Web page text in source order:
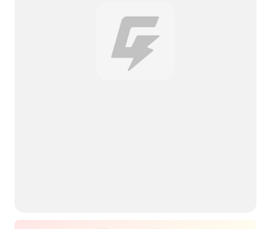
RizM presents 獅子音